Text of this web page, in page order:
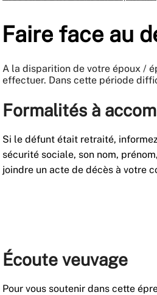
Faire face au
A la disparition de votre époux /
effectuer. Dans cette période
Formalités à
Si le défunt était retraité,
sécurité sociale, son nom,
joindre un acte de décès à votre
Écoute veuvage
Pour vous soutenir dans cette